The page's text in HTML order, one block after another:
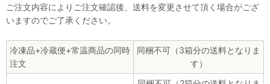
ご注文内容によりご注文確認後、送料を変更させて頂く場合がござ
いますのでご了承ください。
冷凍品+冷蔵便+常温商品の同時
注文
同梱不可（3箱分の送料となりま
す）